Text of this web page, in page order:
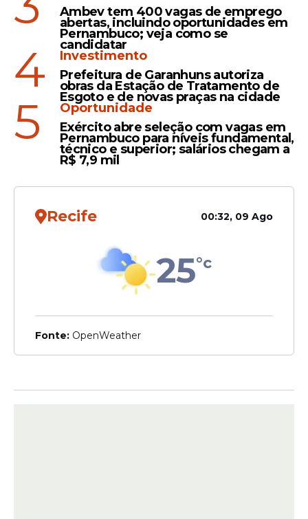
Datafolha: 9 em cada 10
brasileiros não se
arrependeram de votar em
Lula ou Bolsonaro em 2022
Veja Também
O levantamento também apontou que
56% dos brasileiros dizem não confiar no
presidente Lula, enquanto 40% confiam.
Os que não sabem, ou não responderam
Ambev tem 400 vagas de emprego
abertas, incluindo oportunidades em
Pernambuco; veja como se
candidatar
4
Investimento
Prefeitura de Garanhuns autoriza
obras da Estação de Tratamento de
Esgoto e de novas praças na cidade
5
Oportunidade
Exército abre seleção com vagas em
Pernambuco para níveis fundamental,
técnico e superior; salários chegam a
R$ 7,9 mil
Recife 00:32, 09 Ago
25°c
Fonte: OpenWeather